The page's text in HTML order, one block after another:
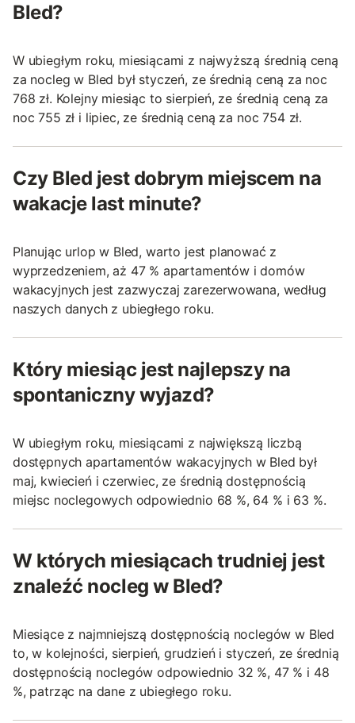
Bled?
W ubiegłym roku, miesiącami z najwyższą średnią ceną
za nocleg w Bled był styczeń, ze średnią ceną za noc
768 zł. Kolejny miesiąc to sierpień, ze średnią ceną za
noc 755 zł i lipiec, ze średnią ceną za noc 754 zł.
Czy Bled jest dobrym miejscem na
wakacje last minute?
Planując urlop w Bled, warto jest planować z
wyprzedzeniem, aż 47 % apartamentów i domów
wakacyjnych jest zazwyczaj zarezerwowana, według
naszych danych z ubiegłego roku.
Który miesiąc jest najlepszy na
spontaniczny wyjazd?
W ubiegłym roku, miesiącami z największą liczbą
dostępnych apartamentów wakacyjnych w Bled był
maj, kwiecień i czerwiec, ze średnią dostępnością
miejsc noclegowych odpowiednio 68 %, 64 % i 63 %.
W których miesiącach trudniej jest
znaleźć nocleg w Bled?
Miesiące z najmniejszą dostępnością noclegów w Bled
to, w kolejności, sierpień, grudzień i styczeń, ze średnią
dostępnością noclegów odpowiednio 32 %, 47 % i 48
%, patrząc na dane z ubiegłego roku.